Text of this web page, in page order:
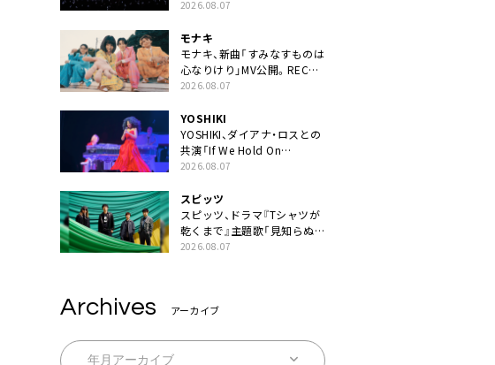
40周年ライブより「FANtachy
2026.08.07
モナキ
モナキ、新曲「すみなすものは
心なりけり」MV公開。RECの
ギターにEvery Little Thing・
2026.08.07
YOSHIKI
YOSHIKI、ダイアナ・ロスとの
共演「If We Hold On
Together」ライブ映像公開
2026.08.07
スピッツ
スピッツ、ドラマ『Tシャツが
乾くまで』主題歌「見知らぬ
糸」本日配信。ドラマとのSP
2026.08.07
Archives アーカイブ